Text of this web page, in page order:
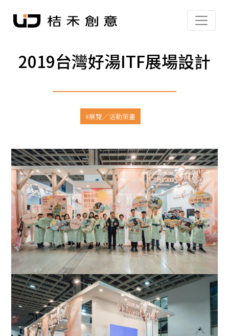
2019台灣好湯ITF展場設計
展覽／活動策畫